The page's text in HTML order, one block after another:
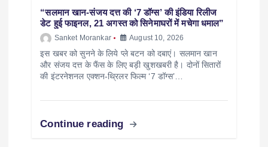
“सलमान खान-संजय दत्त की ‘7 डॉग्स’ की इंडिया रिलीज
डेट हुई फाइनल, 21 अगस्त को सिनेमाघरों में मचेगा धमाल”
Sanket Morankar August 10, 2026
इस खबर को सुनने के लिये प्ले बटन को दबाएं। सलमान खान
और संजय दत्त के फैंस के लिए बड़ी खुशखबरी है। दोनों सितारों
की इंटरनेशनल एक्शन-थ्रिलर फिल्म ‘7 डॉग्स’…
Continue reading